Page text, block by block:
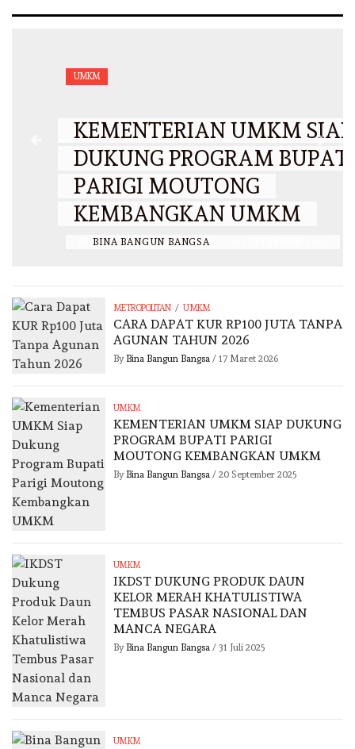
KEMENTERIAN UMKM SIAP
DUKUNG PROGRAM BUPATI
PARIGI MOUTONG
KEMBANGKAN UMKM
BINA BANGUN BANGSA / 20 SEPTEMBER 2025
METROPOLITAN / UMKM
CARA DAPAT KUR RP100 JUTA TANPA
AGUNAN TAHUN 2026
By Bina Bangun Bangsa/ 17 Maret 2026
UMKM
KEMENTERIAN UMKM SIAP DUKUNG
PROGRAM BUPATI PARIGI
MOUTONG KEMBANGKAN UMKM
By Bina Bangun Bangsa/ 20 September 2025
UMKM
IKDST DUKUNG PRODUK DAUN
KELOR MERAH KHATULISTIWA
TEMBUS PASAR NASIONAL DAN
MANCA NEGARA
By Bina Bangun Bangsa/ 31 Juli 2025
UMKM